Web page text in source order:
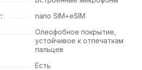
nano SIM+eSIM
Олеофобное покрытие,
устойчивое к отпечаткам
пальцев
Есть